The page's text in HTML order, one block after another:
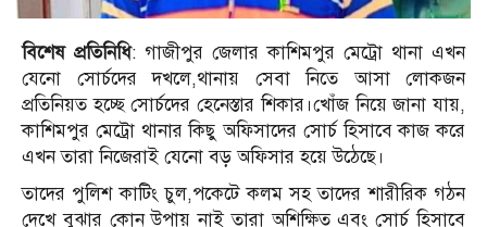
বিশেষ প্রতিনিধি: গাজীপুর জেলার কাশিমপুর মেট্রো থানা এখন
যেনো সোর্চদের দখলে,থানায় সেবা নিতে আসা লোকজন
প্রতিনিয়ত হচ্ছে সোর্চদের হেনেস্তার শিকার।খোঁজ নিয়ে জানা যায়,
কাশিমপুর মেট্রো থানার কিছু অফিসাদের সোর্চ হিসাবে কাজ করে
এখন তারা নিজেরাই যেনো বড় অফিসার হয়ে উঠেছে।
তাদের পুলিশ কাটিং চুল,পকেটে কলম সহ তাদের শারীরিক গঠন
দেখে বুঝার কোন উপায় নাই তারা অশিক্ষিত এবং সোর্চ হিসাবে